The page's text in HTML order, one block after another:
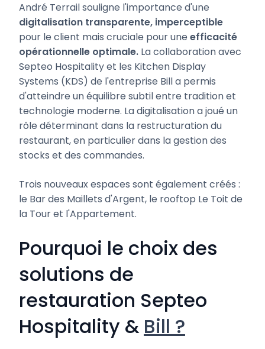
André Terrail souligne l'importance d'une
digitalisation transparente, imperceptible
pour le client mais cruciale pour une efficacité
opérationnelle optimale. La collaboration avec
Septeo Hospitality et les Kitchen Display
Systems (KDS) de l'entreprise Bill a permis
d'atteindre un équilibre subtil entre tradition et
technologie moderne. La digitalisation a joué un
rôle déterminant dans la restructuration du
restaurant, en particulier dans la gestion des
stocks et des commandes.
Trois nouveaux espaces sont également créés :
le Bar des Maillets d'Argent, le rooftop Le Toit de
la Tour et l'Appartement.
Pourquoi le choix des
solutions de
restauration Septeo
Hospitality & Bill ?